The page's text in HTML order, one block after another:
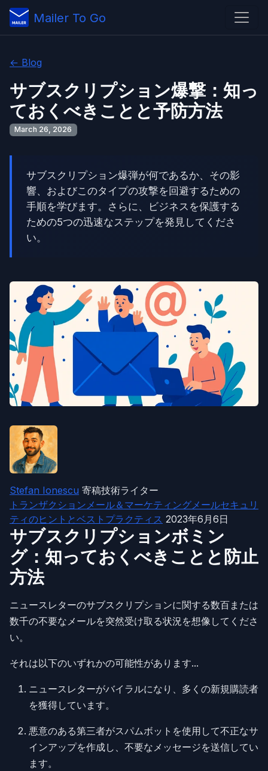
Mailer To Go
← Blog
サブスクリプション爆撃：知っ
ておくべきことと予防方法
March 26, 2026
サブスクリプション爆弾が何であるか、その影
響、およびこのタイプの攻撃を回避するための
手順を学びます。さらに、ビジネスを保護する
ための5つの迅速なステップを発見してくださ
い。
Stefan Ionescu 寄稿技術ライター
トランザクションメール＆マーケティングメールセキュリ
ティのヒントとベストプラクティス 2023年6月6日
サブスクリプションボミン
グ：知っておくべきことと防止
方法
ニュースレターのサブスクリプションに関する数百または
数千の不要なメールを突然受け取る状況を想像してくださ
い。
それは以下のいずれかの可能性があります...
ニュースレターがバイラルになり、多くの新規購読者
を獲得しています。
悪意のある第三者がスパムボットを使用して不正なサ
インアップを作成し、不要なメッセージを送信してい
ます。